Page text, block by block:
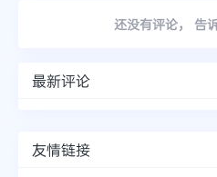
还没有评论， 告
最新评论
友情链接